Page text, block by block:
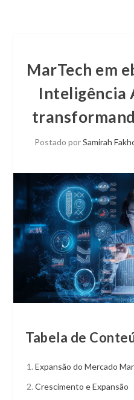
MarTech em
Inteligência
Postado porSamirah
Tabela de
Expansão do Mercado
Crescimento e Expansão